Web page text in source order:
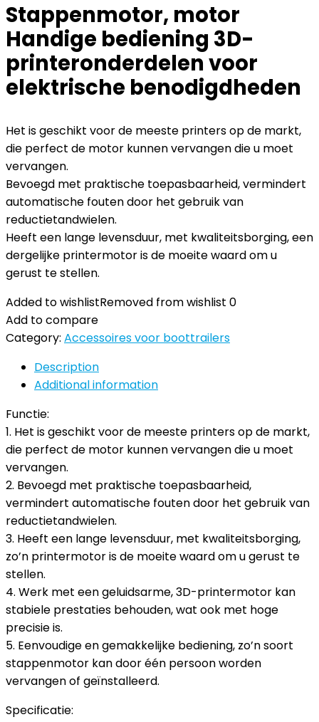
Stappenmotor, motor
Handige bediening 3D-
printeronderdelen voor
elektrische benodigdheden
Het is geschikt voor de meeste printers op de markt,
die perfect de motor kunnen vervangen die u moet
vervangen.
Bevoegd met praktische toepasbaarheid, vermindert
automatische fouten door het gebruik van
reductietandwielen.
Heeft een lange levensduur, met kwaliteitsborging, een
dergelijke printermotor is de moeite waard om u
gerust te stellen.
Added to wishlistRemoved from wishlist 0
Add to compare
Category: Accessoires voor boottrailers
Description
Additional information
Functie:
1. Het is geschikt voor de meeste printers op de markt,
die perfect de motor kunnen vervangen die u moet
vervangen.
2. Bevoegd met praktische toepasbaarheid,
vermindert automatische fouten door het gebruik van
reductietandwielen.
3. Heeft een lange levensduur, met kwaliteitsborging,
zo’n printermotor is de moeite waard om u gerust te
stellen.
4. Werk met een geluidsarme, 3D-printermotor kan
stabiele prestaties behouden, wat ook met hoge
precisie is.
5. Eenvoudige en gemakkelijke bediening, zo’n soort
stappenmotor kan door één persoon worden
vervangen of geïnstalleerd.
Specificatie: